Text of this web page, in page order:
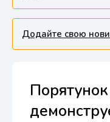
Додайте свою